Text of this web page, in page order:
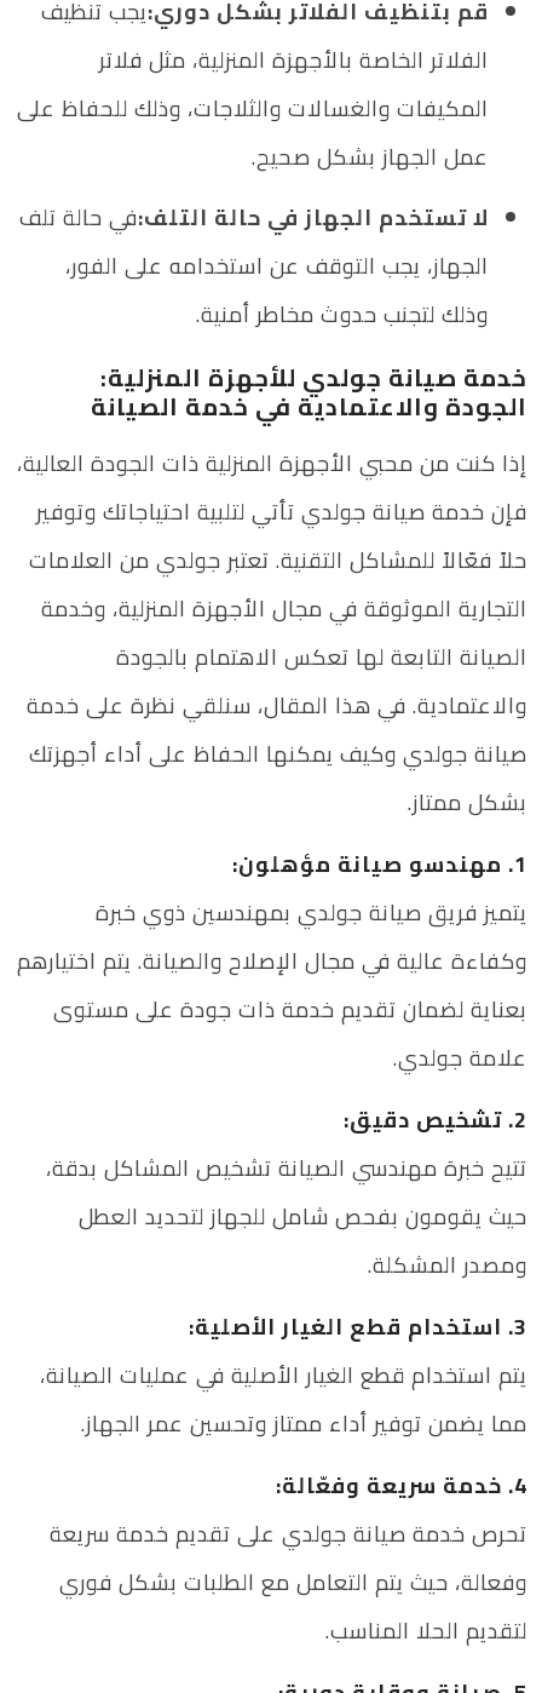
قم بتنظيف الفلاتر بشكل دوري:يجب تنظيف
الفلاتر الخاصة بالأجهزة المنزلية، مثل فلاتر
المكيفات والغسالات والثلاجات، وذلك للحفاظ على
عمل الجهاز بشكل صحيح.
لا تستخدم الجهاز في حالة التلف:في حالة تلف
الجهاز، يجب التوقف عن استخدامه على الفور،
وذلك لتجنب حدوث مخاطر أمنية.
خدمة صيانة جولدي للأجهزة المنزلية:
الجودة والاعتمادية في خدمة الصيانة
إذا كنت من محبي الأجهزة المنزلية ذات الجودة العالية،
فإن خدمة صيانة جولدي تأتي لتلبية احتياجاتك وتوفير
حلاً فعّالاً للمشاكل التقنية. تعتبر جولدي من العلامات
التجارية الموثوقة في مجال الأجهزة المنزلية، وخدمة
الصيانة التابعة لها تعكس الاهتمام بالجودة
والاعتمادية. في هذا المقال، سنلقي نظرة على خدمة
صيانة جولدي وكيف يمكنها الحفاظ على أداء أجهزتك
بشكل ممتاز.
1. مهندسو صيانة مؤهلون:
يتميز فريق صيانة جولدي بمهندسين ذوي خبرة
وكفاءة عالية في مجال الإصلاح والصيانة. يتم اختيارهم
بعناية لضمان تقديم خدمة ذات جودة على مستوى
علامة جولدي.
2. تشخيص دقيق:
تتيح خبرة مهندسي الصيانة تشخيص المشاكل بدقة،
حيث يقومون بفحص شامل للجهاز لتحديد العطل
ومصدر المشكلة.
3. استخدام قطع الغيار الأصلية:
يتم استخدام قطع الغيار الأصلية في عمليات الصيانة،
مما يضمن توفير أداء ممتاز وتحسين عمر الجهاز.
4. خدمة سريعة وفعّالة:
تحرص خدمة صيانة جولدي على تقديم خدمة سريعة
وفعالة، حيث يتم التعامل مع الطلبات بشكل فوري
لتقديم الحلا المناسب.